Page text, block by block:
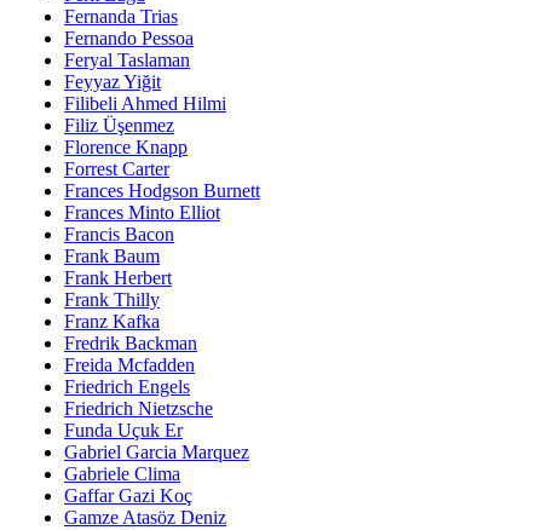
Fernanda Trias
Fernando Pessoa
Feryal Taslaman
Feyyaz Yiğit
Filibeli Ahmed Hilmi
Filiz Üşenmez
Florence Knapp
Forrest Carter
Frances Hodgson Burnett
Frances Minto Elliot
Francis Bacon
Frank Baum
Frank Herbert
Frank Thilly
Franz Kafka
Fredrik Backman
Freida Mcfadden
Friedrich Engels
Friedrich Nietzsche
Funda Uçuk Er
Gabriel Garcia Marquez
Gabriele Clima
Gaffar Gazi Koç
Gamze Atasöz Deniz